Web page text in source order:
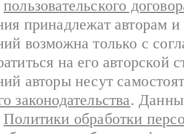
пользовательского
принадлежат авторам
возможна только с
на его авторской
авторы несут
законодательства.
Политики обработки